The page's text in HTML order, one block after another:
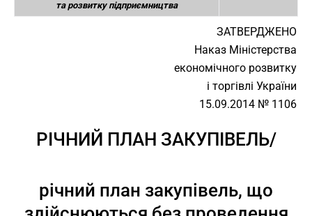
та розвитку підприємництва
ЗАТВЕРДЖЕНО
Наказ Міністерства
економічного розвитку
і торгівлі України
15.09.2014 № 1106
РІЧНИЙ ПЛАН ЗАКУПІВЕЛЬ/
річний план закупівель, що